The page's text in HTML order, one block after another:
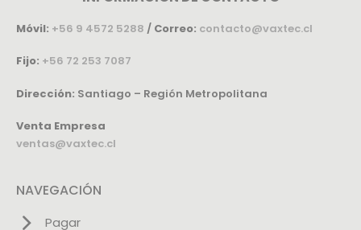
Móvil: +56 9 4572 5288 / Correo: contacto@vaxtec.cl
Fijo: +56 72 253 7087
Dirección: Santiago – Región Metropolitana
Venta Empresa
ventas@vaxtec.cl
NAVEGACIÓN
Pagar